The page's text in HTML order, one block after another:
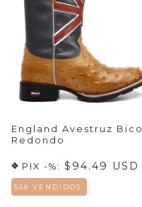
England Avestruz Bico
Redondo
PIX -%: $94.49 USD
558 VENDIDOS.